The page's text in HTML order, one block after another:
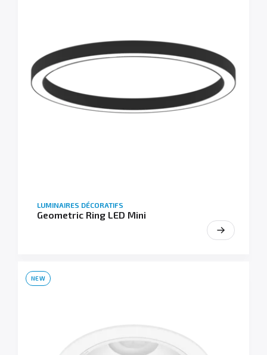
LUMINAIRES DÉCORATIFS
Geometric Ring LED Mini
NEW